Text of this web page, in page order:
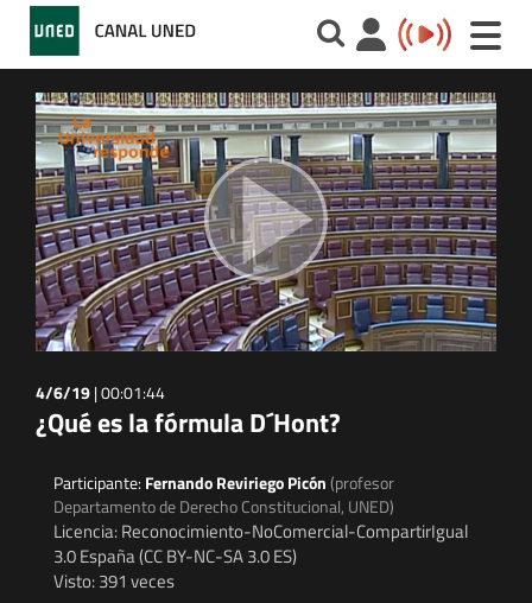
Toggle
4/6/19|00:01:44
¿Qué es la fórmula D´Hont?
Participante: Fernando Reviriego Picón(profesor
Departamento de Derecho Constitucional, UNED)
Licencia: Reconocimiento-NoComercial-CompartirIgual
3.0 España (CC BY-NC-SA 3.0 ES)
Visto: 391 veces